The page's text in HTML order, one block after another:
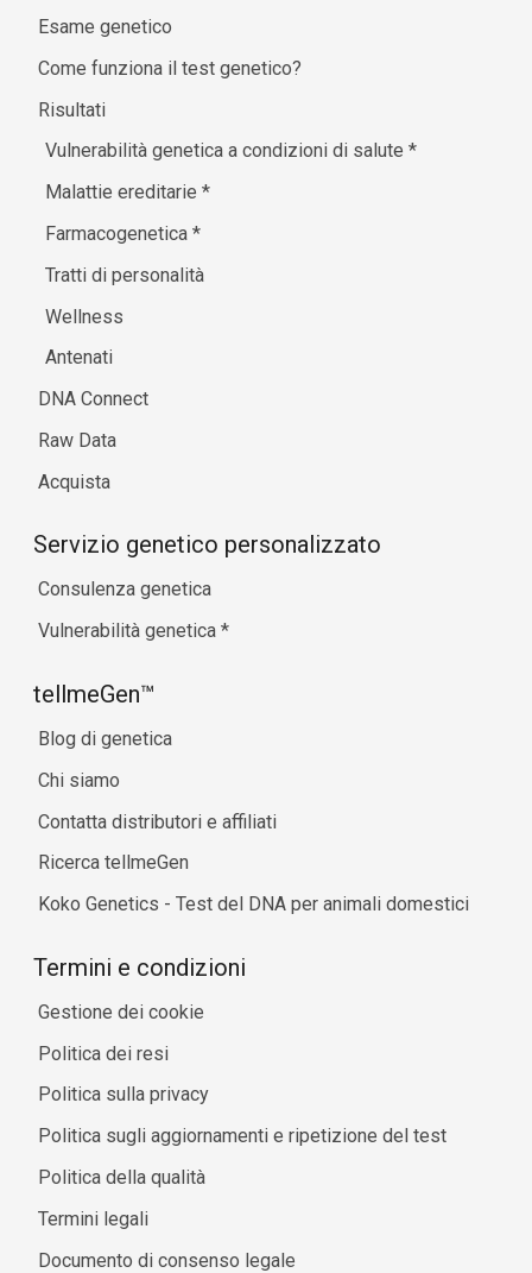
Esame genetico
Come funziona il test genetico?
Risultati
Vulnerabilità genetica a condizioni di salute*
Malattie ereditarie*
Farmacogenetica*
Tratti di personalità
Wellness
Antenati
DNA Connect
Raw Data
Acquista
Servizio genetico personalizzato
Consulenza genetica
Vulnerabilità genetica *
tellmeGen™
Blog di genetica
Chi siamo
Contatta distributori e affiliati
Ricerca tellmeGen
Koko Genetics - Test del DNA per animali domestici
Termini e condizioni
Gestione dei cookie
Politica dei resi
Politica sulla privacy
Politica sugli aggiornamenti e ripetizione del test
Politica della qualità
Termini legali
Documento di consenso legale